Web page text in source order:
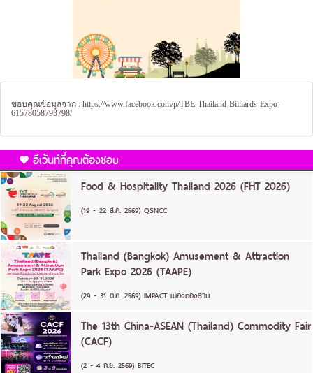
ขอบคุณข้อมูลจาก : https://www.facebook.com/p/TBE-Thailand-Billiards-Expo-
61578058793798/
อีเว้นท์ที่คุณต้องชอบ
Food & Hospitality Thailand 2026 (FHT 2026)
(19 - 22 ส.ค. 2569) QSNCC
Thailand (Bangkok) Amusement & Attraction
Park Expo 2026 (TAAPE)
(29 - 31 ต.ค. 2569) IMPACT เมืองทองธานี
The 13th China-ASEAN (Thailand) Commodity Fair
(CACF)
(2 - 4 ก.ย. 2569) BITEC